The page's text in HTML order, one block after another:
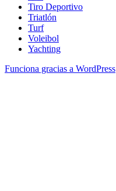
Tiro Deportivo
Triatlón
Turf
Voleibol
Yachting
Funciona gracias a WordPress